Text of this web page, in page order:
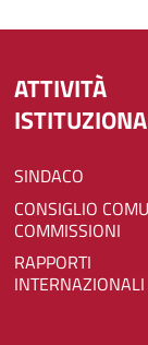
ATTIVITÀ
SINDACO
CONSIGLIO COMUNALE E
COMMISSIONI
RAPPORTI
INTERNAZIONALI